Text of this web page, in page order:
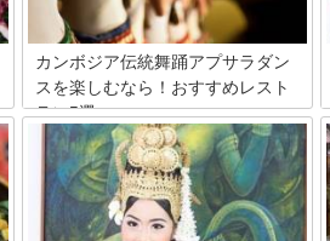
介したいと思います。
カンボジア伝統舞踊アプサラダン
スを楽しむなら！おすすめレスト
ラン5選
世界中からアンコール遺跡を目当てに観
光客が集まってくるカンボジアの一大観
光地シェムリアップ。遺跡だけと思われ
がちですが、ここにはそれ以外にも素晴
らしい伝統芸能、アプサラダンスがあり